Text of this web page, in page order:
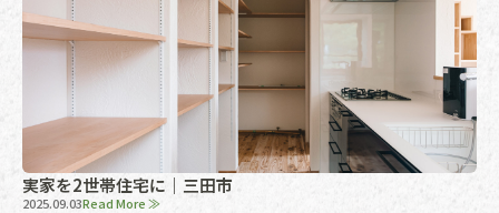
実家を2世帯住宅に｜三田市
2025.09.03Read More ≫